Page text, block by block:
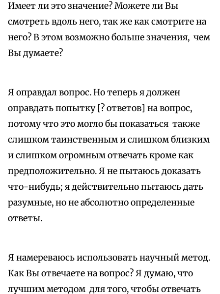
Имеет ли это значение? Можете ли Вы
смотреть вдоль него, так же как смотрите на
него? В этом возможно больше значения, чем
Вы думаете?
Я оправдал вопрос. Но теперь я должен
оправдать попытку [? ответов] на вопрос,
потому что это могло бы показаться также
слишком таинственным и слишком близким
и слишком огромным отвечать кроме как
предположительно. Я не пытаюсь доказать
что-нибудь; я действительно пытаюсь дать
разумные, но не абсолютно определенные
ответы.
Я намереваюсь использовать научный метод.
Как Вы отвечаете на вопрос? Я думаю, что
лучшим методом для того, чтобы отвечать